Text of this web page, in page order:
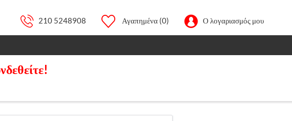
210 5248908 Αγαπημένα (0) Ο λογαριασμός μου